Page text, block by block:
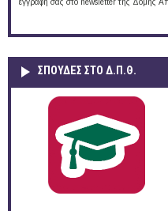
εγγραφή σας στο newsletter της Δομής
ΣΠΟΥΔΈΣ ΣΤΟ Δ.Π.Θ.